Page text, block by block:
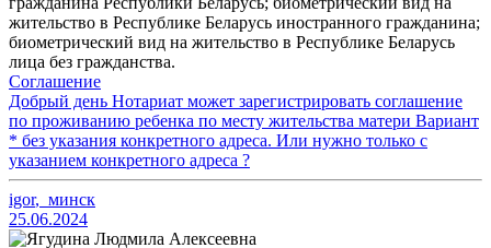
жительство в Республике Беларусь иностранного гражданина;
биометрический вид на жительство в Республике Беларусь
лица без гражданства.
Соглашение
Добрый день Нотариат может зарегистрировать соглашение
по проживанию ребенка по месту жительства матери Вариант
* без указания конкретного адреса. Или нужно только с
указанием конкретного адреса ?
igor, минск
25.06.2024